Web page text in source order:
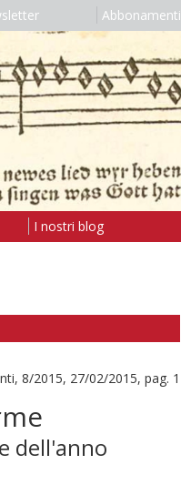
Abbonamenti
I nostri blog
8/2015, 27/02/2015, pag. 1
dell'anno